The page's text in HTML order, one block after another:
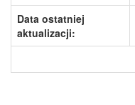
Data ostatniej
aktualizacji: